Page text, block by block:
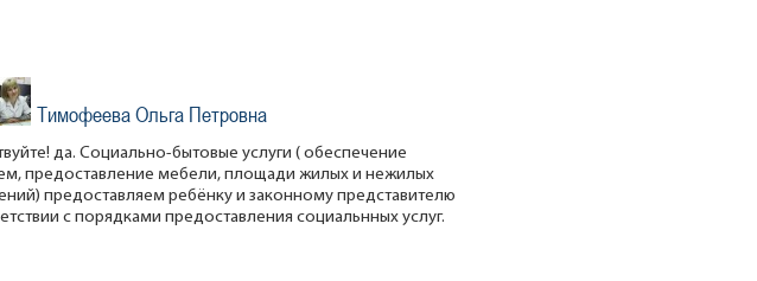
Тимофеева Ольга Петровна
да. Социально-бытовые услуги ( обеспечение
предоставление мебели, площади жилых и нежилых
предоставляем ребёнку и законному представителю
с порядками предоставления социальнных услуг.